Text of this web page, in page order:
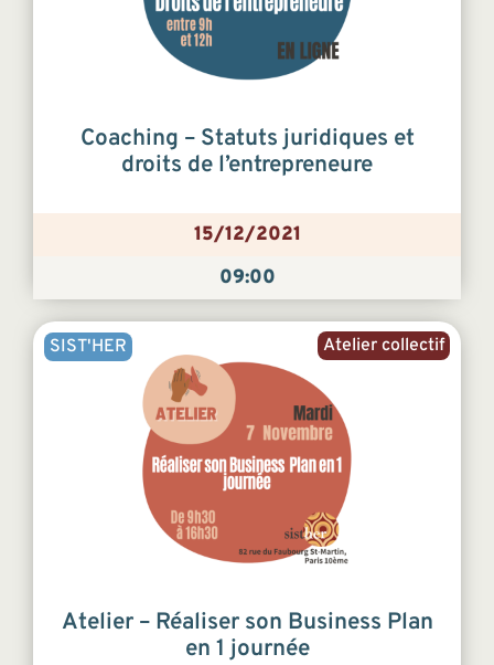
Coaching – Statuts juridiques et
droits de l’entrepreneure
15/12/2021
09:00
Atelier collectif
SIST'HER
Atelier – Réaliser son Business Plan
en 1 journée